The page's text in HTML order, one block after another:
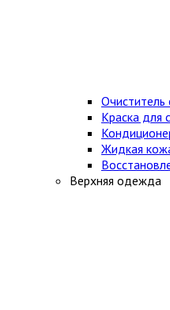
Очиститель
Краска для
Жидкая
Верхняя одежда